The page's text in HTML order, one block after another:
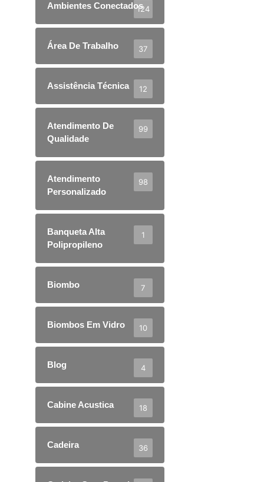
Ambientes Conectados124
Área De Trabalho 37
Assistência Técnica 12
Atendimento De
Qualidade
99
Atendimento
Personalizado
98
Banqueta Alta
Polipropileno
1
Biombo 7
Biombos Em Vidro 10
Blog 4
Cabine Acustica 18
Cadeira 36